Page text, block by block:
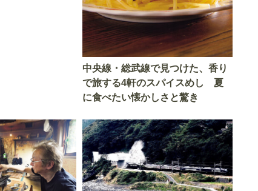
中央線・総武線で見つけた、香り
で旅する4軒のスパイスめし 夏
に食べたい懐かしさと驚き